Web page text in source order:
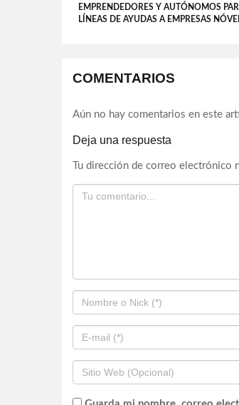
EMPRENDEDORES Y AUTÓNOMOS
LÍNEAS DE AYUDAS A EMPRESAS
COMENTARIOS
Aún no hay comentarios en este
Deja una respuesta
Tu dirección de correo electrónico